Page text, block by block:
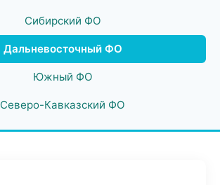
Сибирский ФО
Дальневосточный ФО
Южный ФО
Северо-Кавказский ФО